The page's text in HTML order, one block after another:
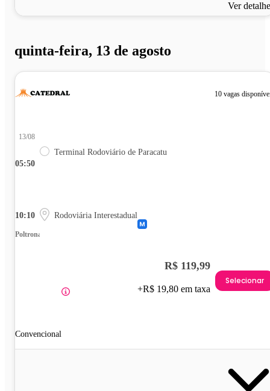
Ver
quinta-feira, 13 de agosto
10 vagas
05:50
13/08
Terminal Rodoviário de Paracatu
10:10 Rodoviária Interestadual
Poltrona
Convencional
R$ 119,99
+R$ 19,80 em taxa
Selecionar